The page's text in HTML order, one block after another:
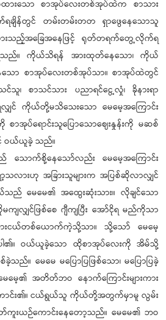
ားသော စာအုပ်လေးတစ်အုပ်ထဲက စာသား
ချိန်တွင် တမ်းတမ်းတတ ရှာဖွေနေသောသူ
သည့်အခြေအနေဖြင့် ရုတ်တရက်တွေ့လိုက်ရ
သည်။ ကိုယ်သိရန် အားထုတ်နေသော၊ ကိုယ်
သော စာအုပ်လေးတစ်အုပ်သာ။ စာအုပ်ထဲတွင်
င်သူ၊ စာသင်သား ပညာရင်ငွေ့လှုံ၊ ခိုနားရာ
င် ကိုယ်တို့မသိသေးသော မေမေ့အကြောင်း
ာအုပ်ရောင်းသူပြောသောဈေးနှုန်းကို မဆစ်
ဝယ်ယူခဲ့ သည်။
သောက်စို့နေသော်လည်း မေမေ့အကြောင်း
လားဟု အခြားသူများက အပြစ်ဆိုလာလျှင်
မေမေ၏ အထွေးဆုံးသား။ လိုချင်သော
ကျလျှင်ဖြစ်စေ ဂျီကျပြီး အော်ငိုရ မည်ကိုသာ
ယ်တစ်ယောက်ကဲ့သို့သာ။ သို့သော် မေမေ့
ပါ၏။ ဝယ်ယူခဲ့သော ထိုစာအုပ်လေးကို အိမ်သို့
သည်။ မေမေ မပြောပြဖြစ်သော၊ မပြောပြခဲ့
ေမေ့၏ အတိတ်ဘဝ နောက်ကြောင်းများကား
ကောင်း၏။ ငယ်ရွယ်သူ ကိုယ်တို့အတွက်မှာမူ လွမ်း
တ်ကူးယဉ်ကောင်းနေတော့သည်။ မေမေ၏ ဘဝ